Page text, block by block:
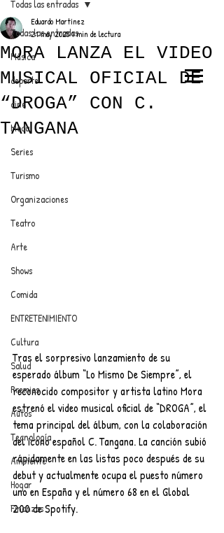
ANUNCIATE CON NOSOTROS
PARA MÁS INFORMACIÓN:
dinamicaseltrendytop@gmail.com
EL TRENDY TOP
CON EDDY MARTINEZ
Todas las entradas
Música
deporte
cine
Moda
Series
Turismo
Organizaciones
Teatro
Arte
Shows
Comida
ENTRETENIMIENTO
Cultura
Salud
Premios
Autos
Tecnología
Ambiente
Hogar
Finanzas
Todas las entradas
MORA LANZA EL VIDEO
MUSICAL OFICIAL DE
“DROGA” CON C.
TANGANA
Eduardo Martínez
21 may 20251 min de lectura
Tras el sorpresivo lanzamiento de su
esperado álbum “Lo Mismo De Siempre”, el
reconocido compositor y artista latino Mora
estrenó el video musical oficial de “DROGA”, el
tema principal del álbum, con la colaboración
del ícono español C. Tangana. La canción subió
rápidamente en las listas poco después de su
debut y actualmente ocupa el puesto número
uno en España y el número 68 en el Global
200 de Spotify.